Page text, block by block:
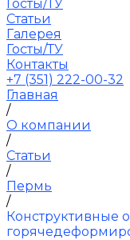
Госты/ТУ
Статьи
Галерея
Госты/ТУ
Контакты
+7 (351) 222-00-32
Главная
/
О компании
/
Статьи
/
Пермь
/
Конструктивные